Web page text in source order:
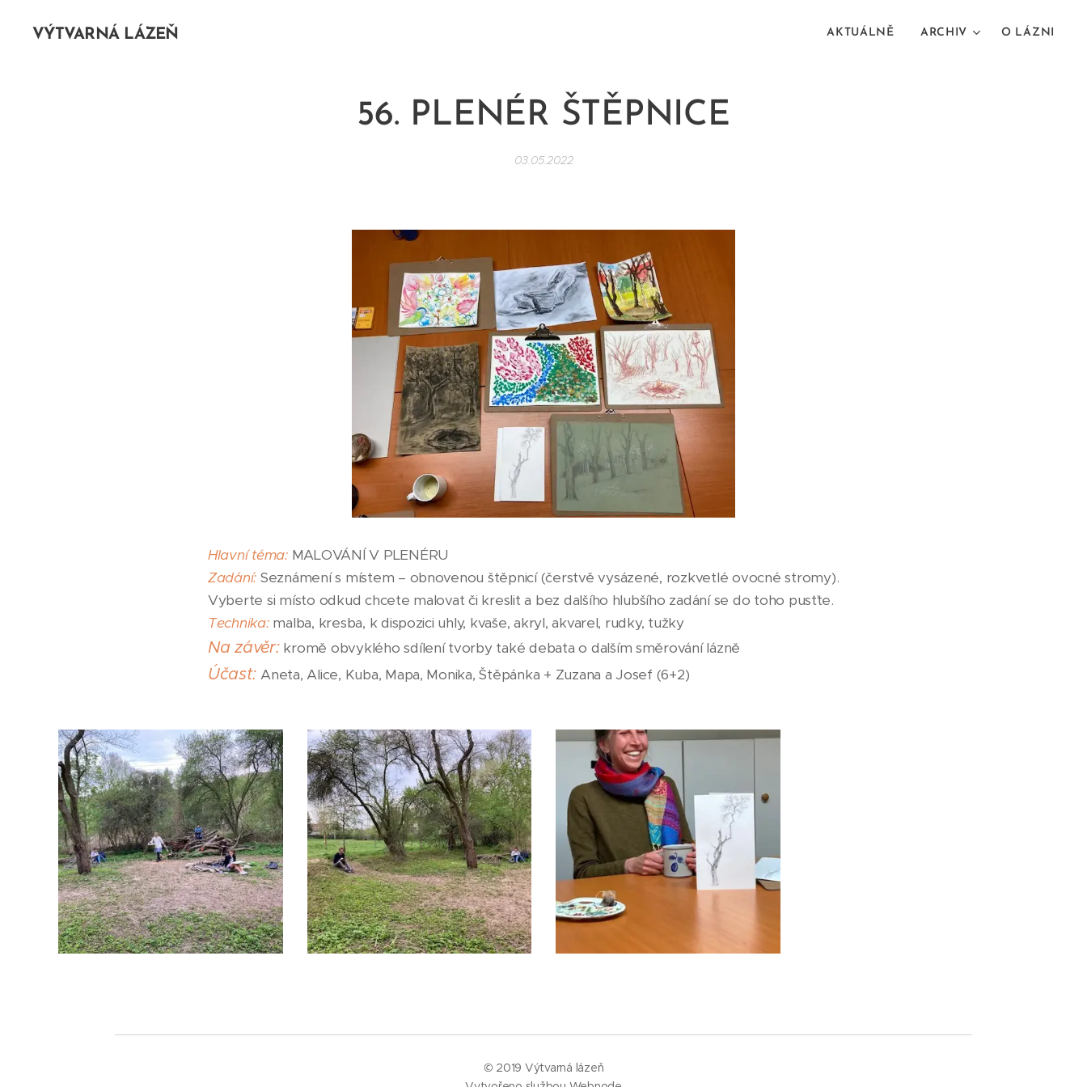
VÝTVARNÁ LÁZEŇ AKTUÁLNĚ ARCHIV O LÁZNI
56. PLENÉR ŠTĚPNICE
03.05.2022
Hlavní téma: MALOVÁNÍ V PLENÉRU
Zadání: Seznámení s místem – obnovenou štěpnicí (čerstvě vysázené, rozkvetlé ovocné stromy).
Vyberte si místo odkud chcete malovat či kreslit a bez dalšího hlubšího zadání se do toho pusťte.
Technika:malba, kresba, k dispozici uhly, kvaše, akryl, akvarel, rudky, tužky
Na závěr:kromě obvyklého sdílení tvorby také debata o dalším směrování lázně
Účast: Aneta, Alice, Kuba, Mapa, Monika, Štěpánka + Zuzana a Josef (6+2)
© 2019 Výtvarná lázeň